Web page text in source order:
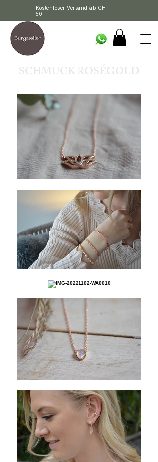
Kostenloser Versand ab CHF
50.-
SCHMUCK ROSÉGOLD